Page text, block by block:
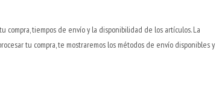
tiempos de envío y la disponibilidad de los artículos. La
tu compra, te mostraremos los métodos de envío disponibles y